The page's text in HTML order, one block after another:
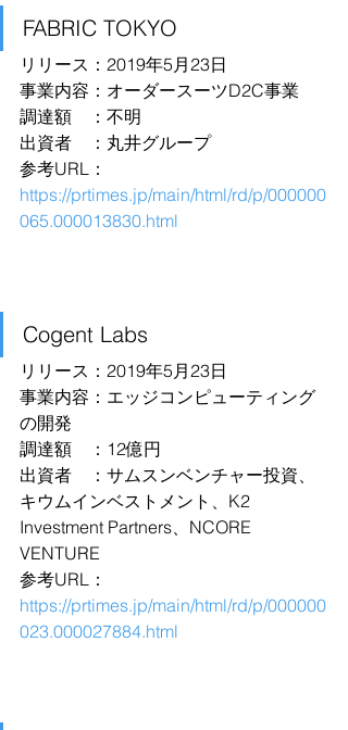
FABRIC TOKYO
リリース：2019年5月23日
事業内容：オーダースーツD2C事業
調達額　：不明
出資者　：丸井グループ
参考URL：
https://prtimes.jp/main/html/rd/p/000000
065.000013830.html
Cogent Labs
リリース：2019年5月23日
事業内容：エッジコンピューティング
の開発
調達額　：12億円
出資者　：サムスンベンチャー投資、
キウムインベストメント、K2
Investment Partners、NCORE
VENTURE
参考URL：
https://prtimes.jp/main/html/rd/p/000000
023.000027884.html